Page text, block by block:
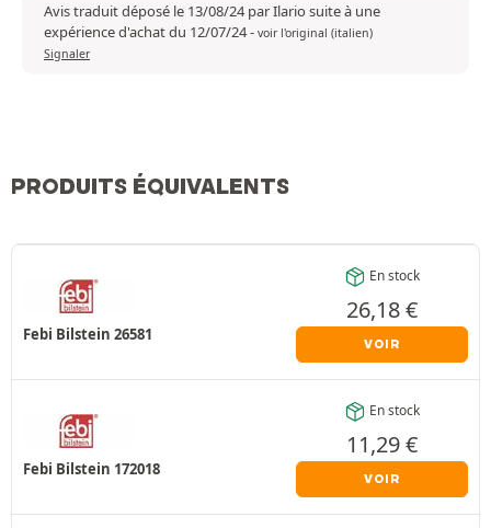
Avis traduit déposé le 13/08/24 par Ilario suite à une
expérience d'achat du 12/07/24- voir l'original (italien)
Signaler
PRODUITS ÉQUIVALENTS
Febi Bilstein 26581
En stock
26,18€
VOIR
Febi Bilstein 172018
En stock
11,29€
VOIR